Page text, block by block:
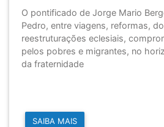
O pontificado de Jorge Mario
Pedro, entre viagens, reformas,
reestruturações eclesiais,
pelos pobres e migrantes, no
da fraternidade
SAIBA MAIS